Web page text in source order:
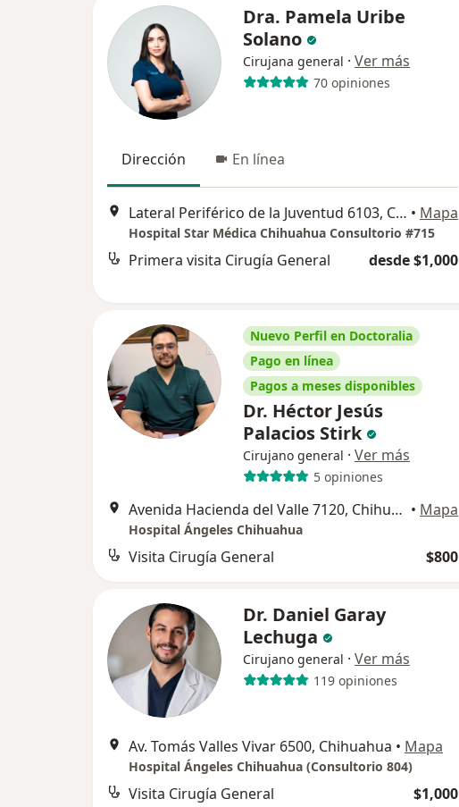
Dra. Pamela Uribe
Solano
Cirujana general · Ver más
70 opiniones
Dirección En línea
Lateral Periférico de la Juventud 6103, Chihuahua • Mapa
Hospital Star Médica Chihuahua Consultorio #715
Primera visita Cirugía General desde $1,000
Nuevo Perfil en Doctoralia
Pago en línea
Pagos a meses disponibles
Dr. Héctor Jesús
Palacios Stirk
Cirujano general · Ver más
5 opiniones
Avenida Hacienda del Valle 7120, Chihuahua • Mapa
Hospital Ángeles Chihuahua
Visita Cirugía General $800
Dr. Daniel Garay
Lechuga
Cirujano general · Ver más
119 opiniones
Av. Tomás Valles Vivar 6500, Chihuahua • Mapa
Hospital Ángeles Chihuahua (Consultorio 804)
Visita Cirugía General $1,000